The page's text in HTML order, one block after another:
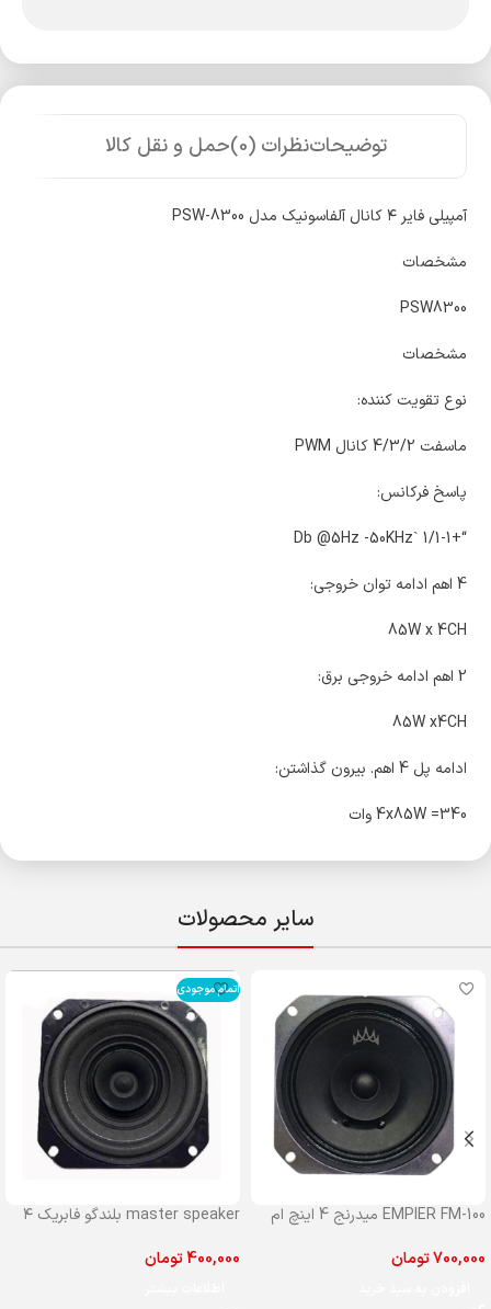
توضیحاتنظرات (0) حمل و نقل کالا
آمپیلی فایر ۴ کانال آلفاسونیک مدل PSW-8300
مشخصات
PSW8300
مشخصات
نوع تقویت کننده:
ماسفت 4/3/2 کانال PWM
پاسخ فرکانس:
“+1/1-1 `Db @5Hz -50KHz
4 اهم ادامه توان خروجی:
85W x 4CH
2 اهم ادامه خروجی برق:
85W x4CH
ادامه پل 4 اهم. بیرون گذاشتن:
4x85W =340 وات
سایر محصولات
EMPIER FM-100 میدرنج 4 اینچ ام
700,000تومان
اتمام موجودی
master speaker بلندگو فابریک ۴
400,000تومان